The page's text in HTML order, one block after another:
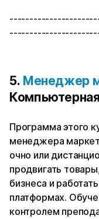
5. Менеджер
Программа этого
менеджера
очно или
продвигать
бизнеса и
платформах.
контролем